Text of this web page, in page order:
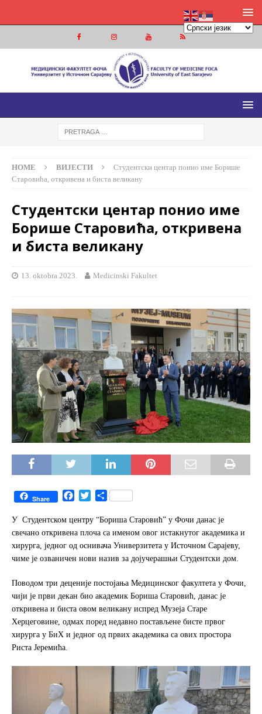
МЕДИЦИНСКИ ФАКУЛТЕТ ФОЧА
МЕДИЦИНСКИ ФАКУЛТЕТ УНИВЕРЗИТЕТА У ИСТОЧНОМ
HOME ВИЈЕСТИ
Студентски центар понио име Борише
Старовића, откривена и биста великану
Студентски центар понио име
Борише Старовића, откривена
и биста великану
13. oktobra 2023. Medicinski Fakultet
Share
c
e
b
i
t
t
S
a
r
e
У Студентском центру “Бориша Старовић” у Фочи данас је
свечано откривена плоча са именом овог истакнутог академика и
хирурга, једног од оснивача Универзитета у Источном Сарајеву,
чиме је озваничен нови назив за дојучерашњи Студентски дом.
Поводом три деценије постојања Медицинског факултета у Фочи,
чији је први декан био академик Бориша Старовић, данас је
откривена и биста овом великану испред Музеја Старе
Херцеговине, одмах поред недавно постављене бисте првог
хирурга у БиХ и једног од првих академика са ових простора
Риста Јеремића.